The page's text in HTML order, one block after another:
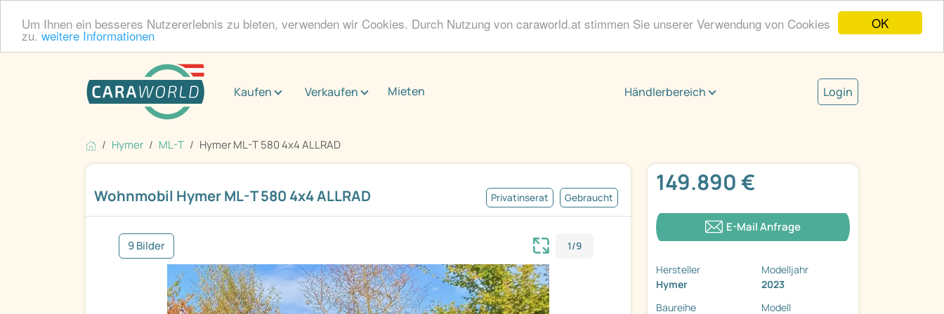
OK
Um Ihnen ein besseres Nutzererlebnis zu bieten, verwenden wir Cookies. Durch Nutzung von caraworld.at stimmen Sie unserer Verwendung von Cookies
zu. weitere Informationen
Kaufen Verkaufen Mieten Händlerbereich Login
Hymer ML-T Hymer ML-T 580 4x4 ALLRAD
Wohnmobil Hymer ML-T 580 4x4 ALLRAD Privatinserat Gebraucht
9 Bilder 1/9
149.890 €
E-Mail Anfrage
Hersteller
Hymer
Modelljahr
2023
Baureihe
Modell